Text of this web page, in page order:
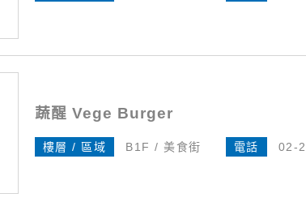
蔬醒 Vege Burger
樓層 / 區域 B1F / 美食街 電話 02-